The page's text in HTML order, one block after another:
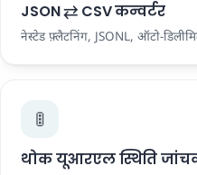
JSON ⇄ CSV कन्वर्टर
नेस्टेड फ़्लैटनिंग, JSONL, ऑटो-
🚦
थोक यूआरएल स्थिति